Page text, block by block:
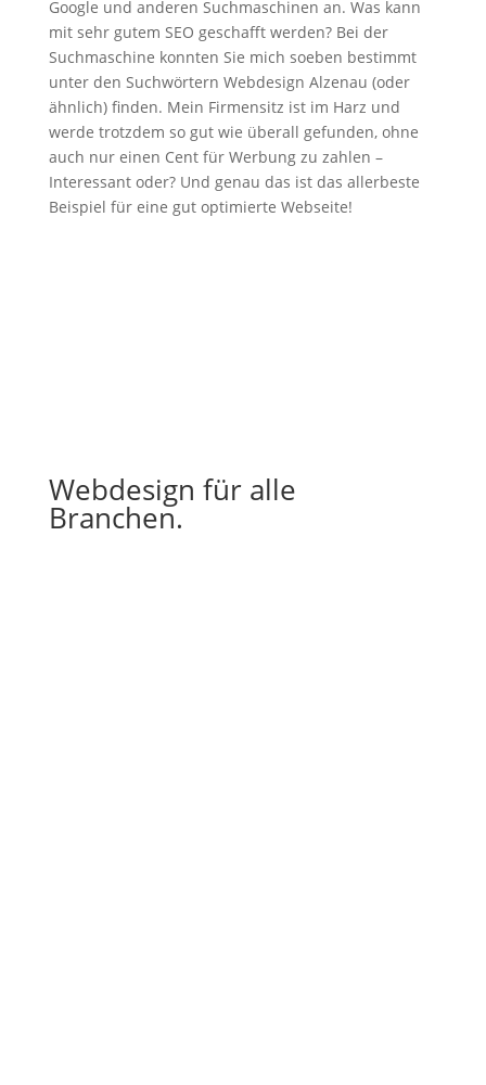
Google und anderen Suchmaschinen an. Was kann
mit sehr gutem SEO geschafft werden? Bei der
Suchmaschine konnten Sie mich soeben bestimmt
unter den Suchwörtern Webdesign Alzenau (oder
ähnlich) finden. Mein Firmensitz ist im Harz und
werde trotzdem so gut wie überall gefunden, ohne
auch nur einen Cent für Werbung zu zahlen –
Interessant oder? Und genau das ist das allerbeste
Beispiel für eine gut optimierte Webseite!
Webdesign für alle
Branchen.